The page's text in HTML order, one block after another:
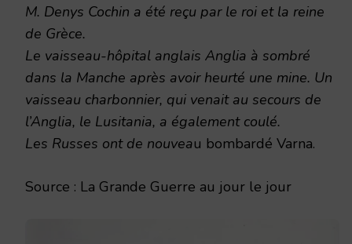
M. Denys Cochin a été reçu par le roi et la reine
de Grèce.
Le vaisseau-hôpital anglais Anglia à sombré
dans la Manche après avoir heurté une mine. Un
vaisseau charbonnier, qui venait au secours de
l’Anglia, le Lusitania, a également coulé.
Les Russes ont de nouveau bombardé Varna.
Source : La Grande Guerre au jour le jour